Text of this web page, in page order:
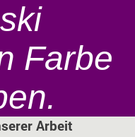
Farbe
Arbeit